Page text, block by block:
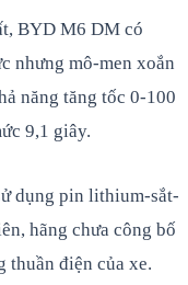
BYD M6 DM có
nhưng mô-men xoắn
năng tăng tốc 0-100
9,1 giây.
dụng pin lithium-sắt-
hãng chưa công bố
thuần điện của xe.